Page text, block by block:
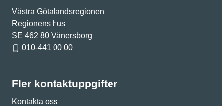
Västra Götalandsregionen
Regionens hus
SE 462 80 Vänersborg
010-441 00 00
Fler kontaktuppgifter
Kontakta oss